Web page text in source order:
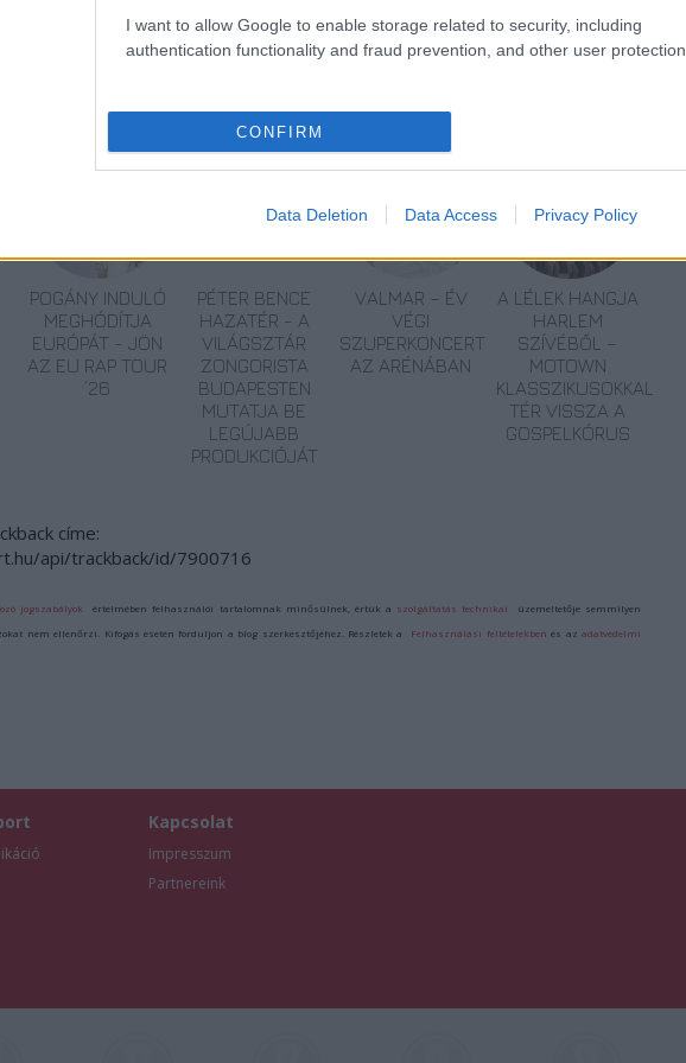
I want to allow Google to enable storage related to security, including
authentication functionality and fraud prevention, and other user protection.
CONFIRM
Data Deletion Data Access Privacy Policy
POGÁNY INDULÓ
MEGHÓDÍTJA
EURÓPÁT - JÖN
AZ EU RAP TOUR
’26
PÉTER BENCE
HAZATÉR - A
VILÁGSZTÁR
ZONGORISTA
BUDAPESTEN
MUTATJA BE
LEGÚJABB
PRODUKCIÓJÁT
VALMAR – ÉV
VÉGI
SZUPERKONCERT
AZ ARÉNÁBAN
A LÉLEK HANGJA
HARLEM
SZÍVÉBŐL –
MOTOWN
KLASSZIKUSOKKAL
TÉR VISSZA A
GOSPELKÓRUS
címe:
api/trackback/id/7900716
jogszabályok értelmében felhasználói tartalomnak minősülnek, értük a szolgáltatás technikai üzemeltetője semmilyen
nem ellenőrzi. Kifogás esetén forduljon a blog szerkesztőjéhez. Részletek a Felhasználási feltételekben és azadatvédelmi
Kapcsolat
Impresszum
Partnereink